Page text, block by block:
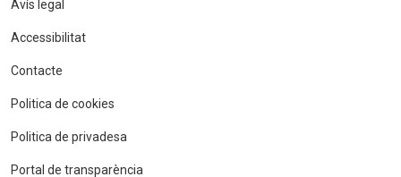
Avís legal
Accessibilitat
Contacte
Politica de cookies
Politica de privadesa
Portal de transparència